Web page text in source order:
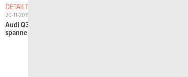
DETAILTESTS
20-11-2019
Audi Q3 Sportback 45 TFSI : Pk's in een
spannend kleedje